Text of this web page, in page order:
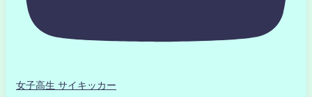
女子高生 サイキッカー